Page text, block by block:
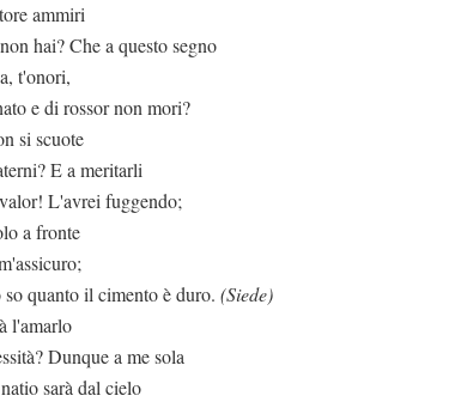
ammiri
hai? Che a questo segno
t'onori,
e di rossor non mori?
si scuote
E a meritarli
L'avrei fuggendo;
a fronte
quanto il cimento è duro. (Siede)
l'amarlo
Dunque a me sola
sarà dal cielo